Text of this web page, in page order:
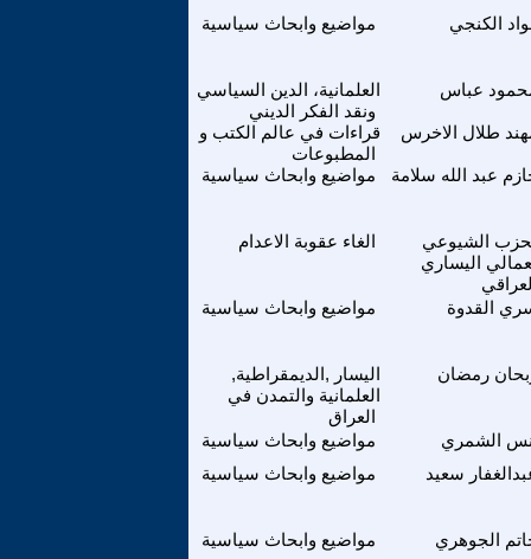
مواضيع وابحاث سياسية الكنجي
العلمانية، الدين السياسي
ونقد الفكر الديني
عباس
قراءات في عالم الكتب و
المطبوعات
طلال الاخرس
مواضيع وابحاث سياسية عبد الله سلامة
الغاء عقوبة الاعدام
الشيوعي
اليساري
مواضيع وابحاث سياسية
القدوة
اليسار ,الديمقراطية,
العلمانية والتمدن في
العراق
رمضان
مواضيع وابحاث سياسية
الشمري
مواضيع وابحاث سياسية
سعيد
مواضيع وابحاث سياسية
الجوهري